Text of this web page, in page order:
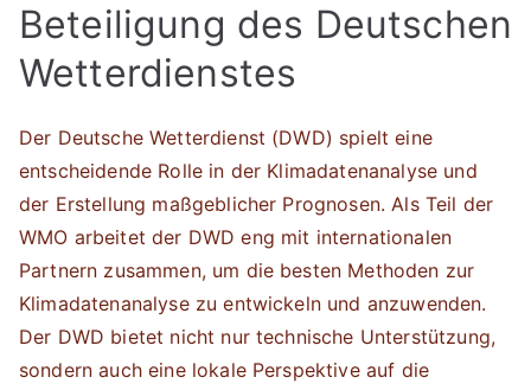
Beteiligung des Deutschen
Wetterdienstes
Der Deutsche Wetterdienst (DWD) spielt eine
entscheidende Rolle in der Klimadatenanalyse und
der Erstellung maßgeblicher Prognosen. Als Teil der
WMO arbeitet der DWD eng mit internationalen
Partnern zusammen, um die besten Methoden zur
Klimadatenanalyse zu entwickeln und anzuwenden.
Der DWD bietet nicht nur technische Unterstützung,
sondern auch eine lokale Perspektive auf die